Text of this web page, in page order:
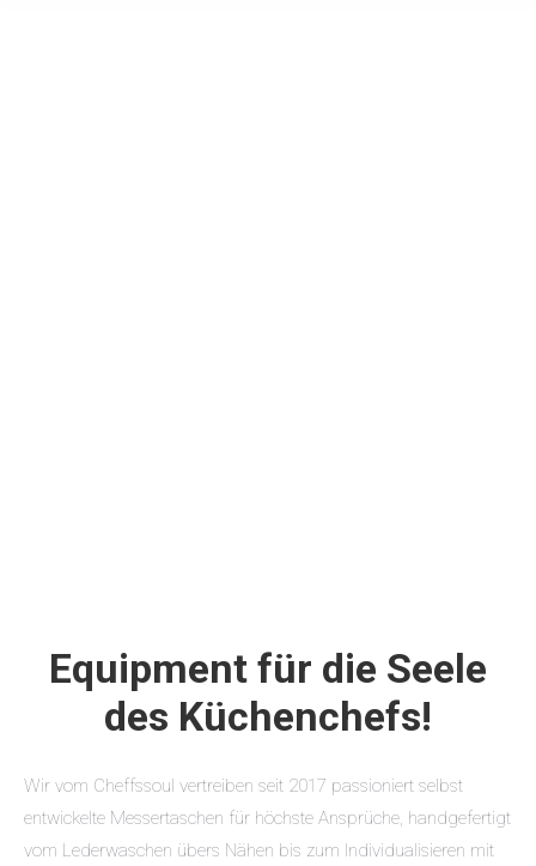
Equipment für die Seele
des Küchenchefs!
Wir vom Cheffssoul vertreiben seit 2017 passioniert selbst
entwickelte Messertaschen für höchste Ansprüche, handgefertigt
vom Lederwaschen übers Nähen bis zum Individualisieren mit